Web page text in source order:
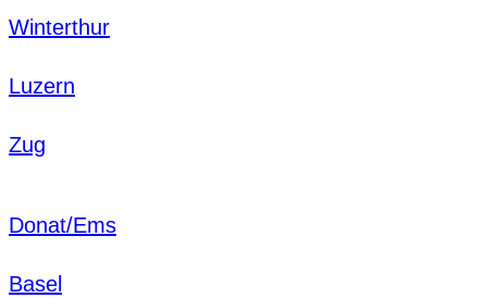
Winterthur
Luzern
Zug
Donat/Ems
Basel